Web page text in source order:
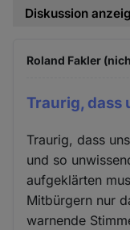
Diskussion
Roland Fakler
Traurig, dass
Traurig, dass
und so
aufgeklärten
Mitbürgern nur
warnende